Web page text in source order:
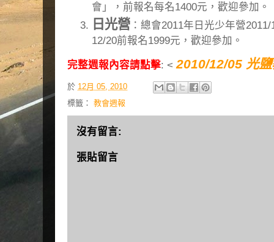
會」，前報名每名1400元，歡迎參加。
日光營 ：總會2011年日光少年營
12/20前報名1999元，歡迎參加。
完整週報內容請點擊: < 2010/12/05 光
於 12月 05, 2010
標籤： 教會週報
沒有留言:
張貼留言